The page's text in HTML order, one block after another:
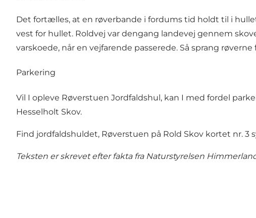
Det fortælles, at en røverbande i fordums tid holdt til i
vest for hullet. Roldvej var dengang landevej gennem
varskoede, når en vejfarende passerede. Så sprang
Parkering
Vil I opleve Røverstuen Jordfaldshul, kan I med fordel
Hesselholt Skov.
Find jordfaldshuldet, Røverstuen på Rold Skov kortet nr. 3
Teksten er skrevet efter fakta fra Naturstyrelsen